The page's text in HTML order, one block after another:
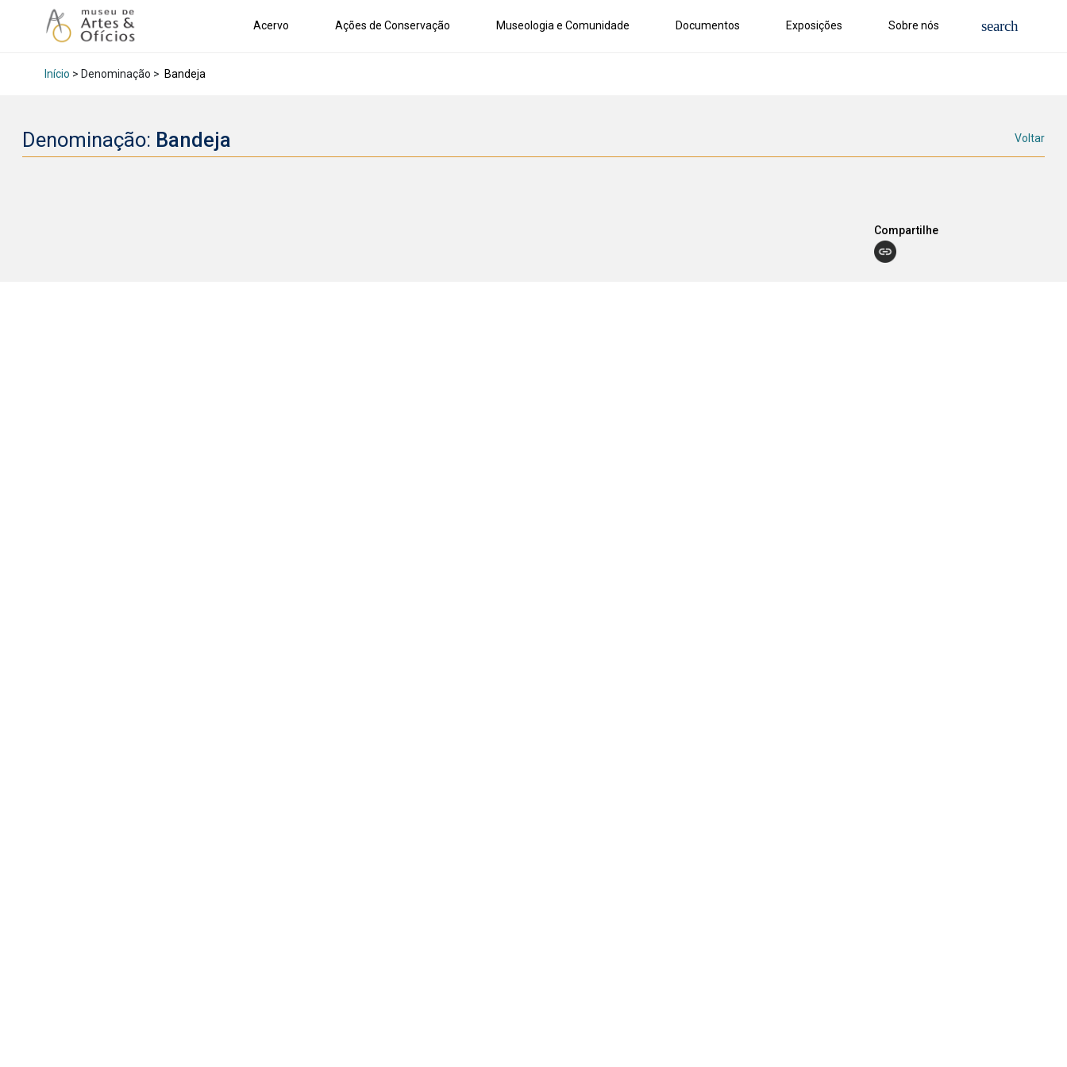
Acervo Ações de Conservação Museologia e Comunidade Documentos Exposições Sobre nós
Início > Denominação > Bandeja
Denominação: Bandeja Voltar
Compartilhe